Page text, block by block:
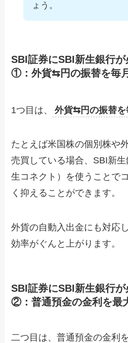
ょう。
SBI証券にSBI新生銀行
①：外貨⇆円の振替を毎
1つ目は、 外貨⇆円の振替を
たとえば米国株の個別株や
売買している場合、SBI新
生コネクト）を使うことで
く抑えることができます。
外貨の自動入出金にも対応
効率がぐんと上がります。
SBI証券にSBI新生銀行
②：普通預金の金利を最
二つ目は、普通預金の金利